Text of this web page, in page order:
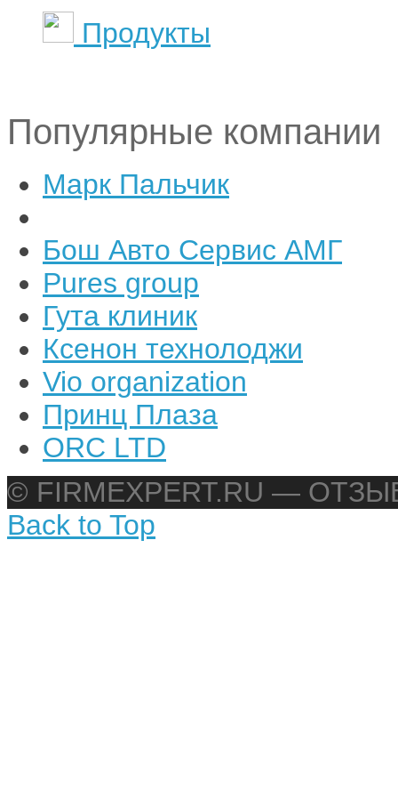
Продукты
Популярные компании
Марк Пальчик
Бош Авто Сервис АМГ
Pures group
Гута клиник
Ксенон технолоджи
Vio organization
Принц Плаза
ORC LTD
© FIRMEXPERT.RU —
Back to Top